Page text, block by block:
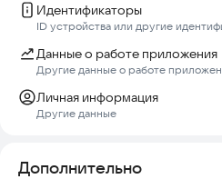
Идентификаторы
ID устройства или другие
Данные о работе приложения
Другие данные о работе
Личная информация
Другие данные
Дополнительно